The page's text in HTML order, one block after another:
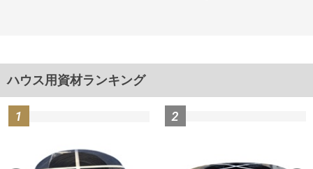
ハウス用資材ランキング